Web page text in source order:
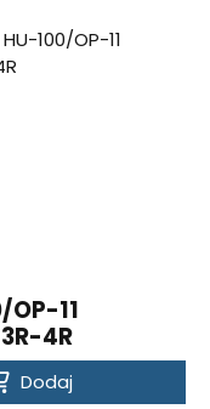
OP-11
4R
Dodaj